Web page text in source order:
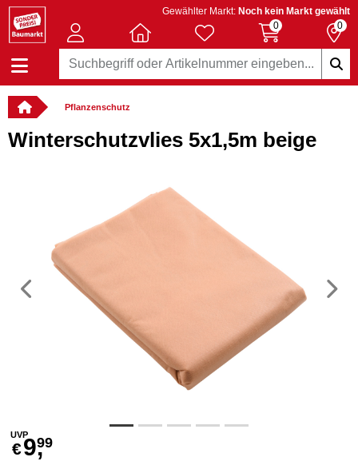
Gewählter Markt: Noch kein Markt gewählt
0
0
Pflanzenschutz
Winterschutzvlies 5x1,5m beige
Vorheriges
UVP
€9,99